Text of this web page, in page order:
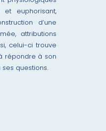
euphorisant,
d’une
attributions
celui-ci trouve
répondre à son
questions.